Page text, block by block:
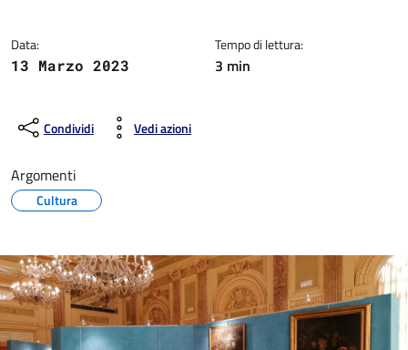
Data:
13 Marzo 2023
Tempo di lettura:
3 min
Condividi Vedi azioni
Argomenti
Cultura